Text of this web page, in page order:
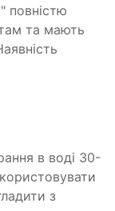
повністю
та мають
в воді 30-
з